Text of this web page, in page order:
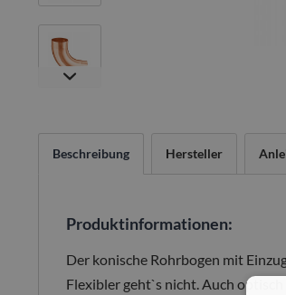
Beschreibung Hersteller
Produktinformationen:
Der konische Rohrbogen mit
Flexibler geht`s nicht. Auch optisch